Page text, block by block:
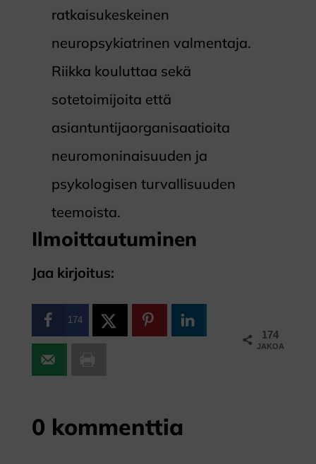
ratkaisukeskeinen
neuropsykiatrinen valmentaja.
Riikka kouluttaa sekä
sotetoimijoita että
asiantuntijaorganisaatioita
neuromoninaisuuden ja
psykologisen turvallisuuden
teemoista.
Ilmoittautuminen
Jaa kirjoitus:
174
JAKOA
174
0 kommenttia